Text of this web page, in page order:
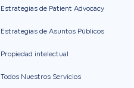
Estrategias de Patient Advocacy
Estrategias de Asuntos Públicos
Propiedad intelectual
Todos Nuestros Servicios